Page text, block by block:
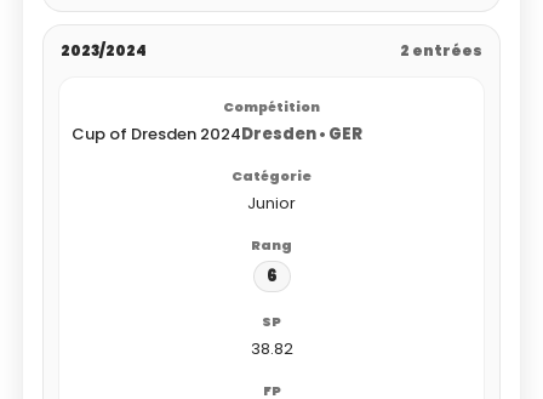
2023/2024 2 entrées
Cup of Dresden 2024Dresden • GER
Junior
6
38.82